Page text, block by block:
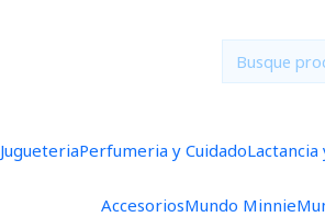
JugueteriaPerfumeria y Cuidado
AccesoriosMundo Minnie